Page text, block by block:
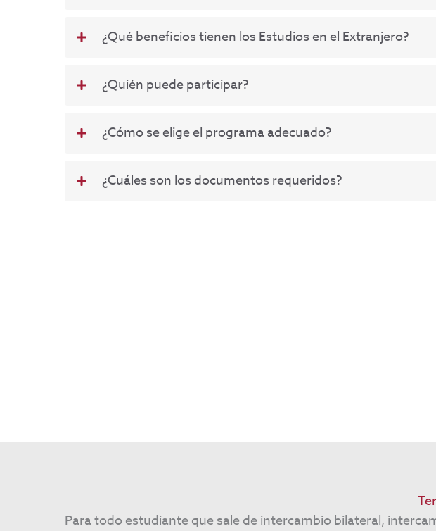
¿Qué beneficios tienen los Estudios en el Extranjero?
¿Quién puede participar?
¿Cómo se elige el programa adecuado?
¿Cuáles son los documentos requeridos?
Para todo estudiante que sale de intercambio bilateral,